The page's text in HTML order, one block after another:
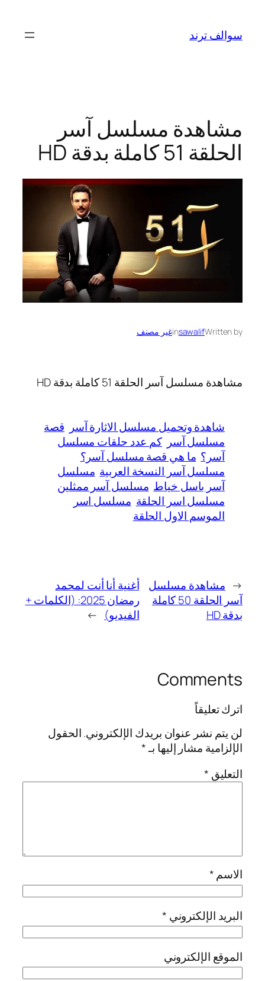
المحتوى
سوالف ترند
مشاهدة مسلسل آسر
الحلقة 51 كاملة بدقة HD
Written by
sawalif
inغير مصنف
مشاهدة مسلسل آسر الحلقة 51 كاملة بدقة HD
شاهدة وتحميل مسلسل الاثارة آسر قصة
مسلسل آسر كم عدد حلقات مسلسل
آسر؟ ما هي قصة مسلسل آسر؟
مسلسل آسر النسخة العربية مسلسل
آسر باسل خياط مسلسل آسر ممثلين
مسلسل اسر الحلقة مسلسل اسر
الموسم الاول الحلقة
← مشاهدة مسلسل
آسر الحلقة 50 كاملة
بدقة HD
أغنية أنا أنت لمحمد
رمضان 2025: (الكلمات +
الفيديو) →
Comments
اترك تعليقاً
لن يتم نشر عنوان بريدك الإلكتروني.الحقول
الإلزامية مشار إليها بـ*
التعليق *
الاسم*
البريد الإلكتروني *
الموقع الإلكتروني